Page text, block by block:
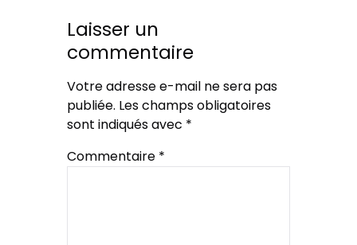
Laisser un
commentaire
Votre adresse e-mail ne sera pas
publiée. Les champs obligatoires
sont indiqués avec *
Commentaire *